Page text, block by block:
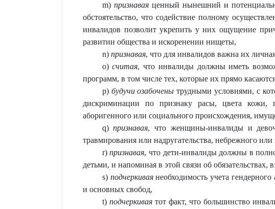
m) признаваяценный нынешний и
обстоятельство, что содействие полному
инвалидов позволит укрепить у них ощущение
развитии общества и искоренении нищеты,
n) признавая, что для инвалидов важна их
о)считая, что инвалиды должны иметь
программ, в том числе тех, которые их прямо
р) будучи озабочены трудными условиями, с
дискриминации по признаку расы, цвета кожи,
аборигенного или социального происхождения,
q)признавая, что женщины-инвалиды и
травмирования или надругательства, небрежного
r)признавая, что дети-инвалиды должны в
детьми, и напоминая в этой связи об обязательствах,
s) подчеркиваянеобходимость учета
и основных свобод,
t) подчеркиваятот факт, что большинство